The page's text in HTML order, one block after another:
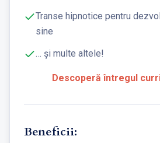
Transe hipnotice pentru
sine
… și multe altele!
Descoperă întregul
Beneficii: